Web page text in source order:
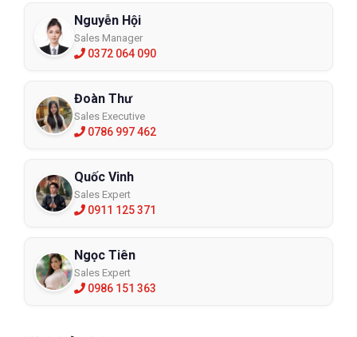
Nguyễn Hội
Sales Manager
0372 064 090
Đoàn Thư
Sales Executive
0786 997 462
Quốc Vinh
Sales Expert
0911 125 371
Ngọc Tiên
Sales Expert
0986 151 363